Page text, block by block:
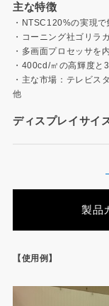
主な特徴
・NTSC120%の実現
・コーニング社ゴリラ
・多画面プロセッサを
・400cd/㎡の高輝度と
・主な市場：テレビス
他
ディスプレイサイ
製品
【使用例】